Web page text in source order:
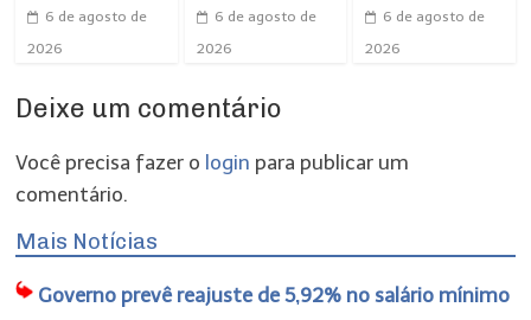
6 de agosto de
2026
6 de agosto de
2026
6 de agosto de
2026
Deixe um comentário
Você precisa fazer o login para publicar um
comentário.
Mais Notícias
Governo prevê reajuste de 5,92% no salário mínimo